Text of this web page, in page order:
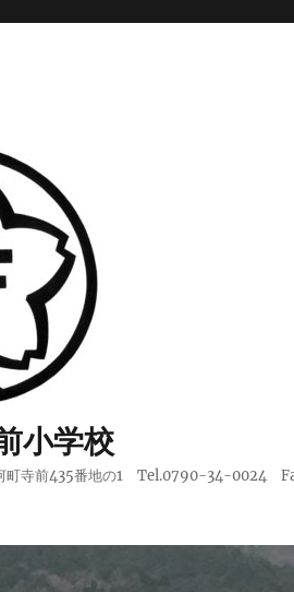
小学校
町寺前435番地の1 Tel.0790-34-0024